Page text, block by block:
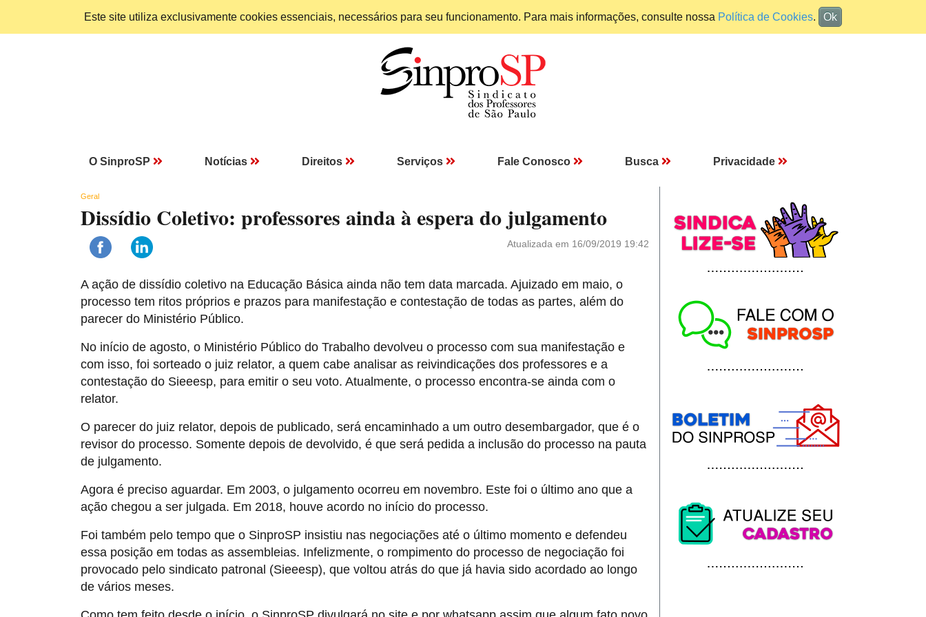
Este site utiliza exclusivamente cookies essenciais, necessários para seu funcionamento. Para mais informações, consulte nossa Política de Cookies. Ok
O SinproSP Notícias Direitos Serviços Fale Conosco Busca Privacidade
Geral
Dissídio Coletivo: professores ainda à espera do julgamento
Atualizada em 16/09/2019 19:42
A ação de dissídio coletivo na Educação Básica ainda não tem data marcada. Ajuizado em maio, o
processo tem ritos próprios e prazos para manifestação e contestação de todas as partes, além do
parecer do Ministério Público.
No início de agosto, o Ministério Público do Trabalho devolveu o processo com sua manifestação e
com isso, foi sorteado o juiz relator, a quem cabe analisar as reivindicações dos professores e a
contestação do Sieeesp, para emitir o seu voto. Atualmente, o processo encontra-se ainda com o
relator.
O parecer do juiz relator, depois de publicado, será encaminhado a um outro desembargador, que é o
revisor do processo. Somente depois de devolvido, é que será pedida a inclusão do processo na pauta
de julgamento.
Agora é preciso aguardar. Em 2003, o julgamento ocorreu em novembro. Este foi o último ano que a
ação chegou a ser julgada. Em 2018, houve acordo no início do processo.
Foi também pelo tempo que o SinproSP insistiu nas negociações até o último momento e defendeu
essa posição em todas as assembleias. Infelizmente, o rompimento do processo de negociação foi
provocado pelo sindicato patronal (Sieeesp), que voltou atrás do que já havia sido acordado ao longo
de vários meses.